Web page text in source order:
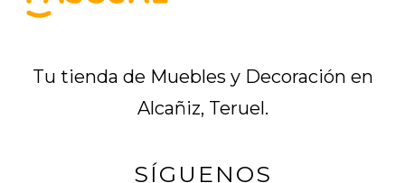
Tu tienda de Muebles y Decoración en
Alcañiz, Teruel.
SÍGUENOS